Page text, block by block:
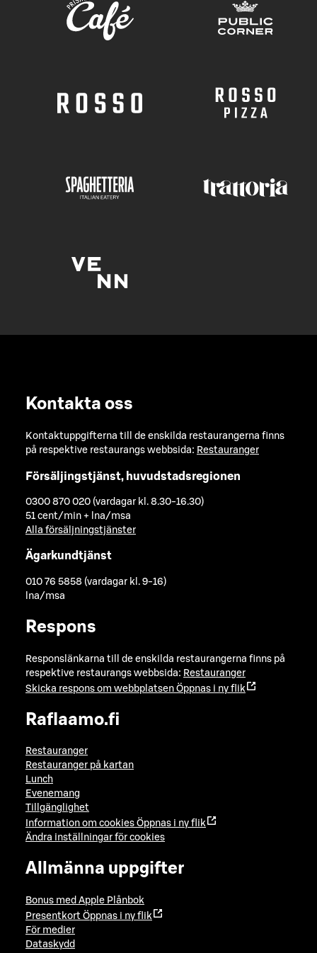
Kontakta oss
Kontaktuppgifterna till de enskilda restaurangerna finns
på respektive restaurangs webbsida: Restauranger
Försäljingstjänst, huvudstadsregionen
0300 870 020 (vardagar kl. 8.30-16.30)
51 cent/min + lna/msa
Alla försäljningstjänster
Ägarkundtjänst
010 76 5858 (vardagar kl. 9-16)
lna/msa
Respons
Responslänkarna till de enskilda restaurangerna finns på
respektive restaurangs webbsida: Restauranger
Skicka respons om webbplatsen Öppnas i ny flik
Raflaamo.fi
Restauranger
Restauranger på kartan
Lunch
Evenemang
Tillgänglighet
Information om cookies Öppnas i ny flik
Ändra inställningar för cookies
Allmänna uppgifter
Bonus med Apple Plånbok
Presentkort Öppnas i ny flik
För medier
Dataskydd